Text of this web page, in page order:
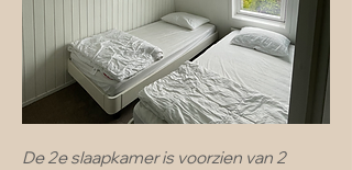
De 2e slaapkamer is voorzien van 2